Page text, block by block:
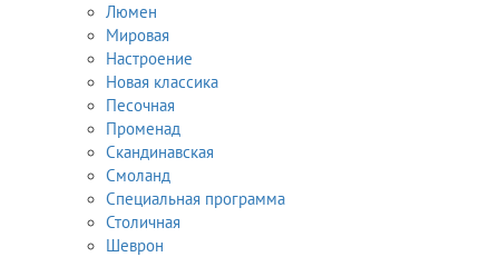
Люмен
Мировая
Настроение
Новая классика
Песочная
Променад
Скандинавская
Смоланд
Специальная программа
Столичная
Шеврон